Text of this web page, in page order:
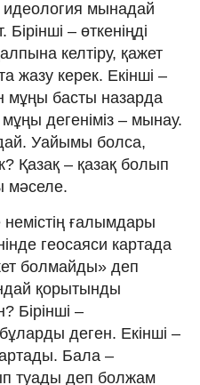
мынадай
Бiрiншi – өткенiңдi
келтiру, қажет
жазу керек. Екiншi –
мұңы басты назарда
дегенiмiз – мынау.
Уайымы болса,
Қазақ – қазақ болып
мəселе.
ғалымдары
геосаяси картада
болмайды» деп
қорытынды
Бiрiншi –
деген. Екiншi –
Бала –
туады деп болжам